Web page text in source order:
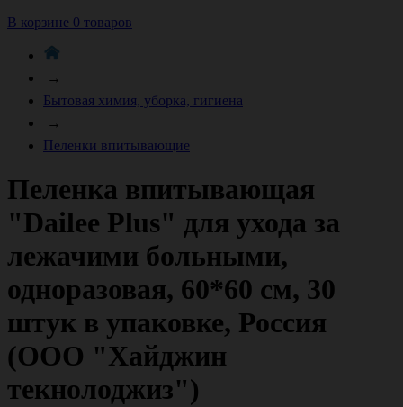
В корзине 0 товаров
→
Бытовая химия, уборка, гигиена
→
Пеленки впитывающие
Пеленка впитывающая
"Dailee Plus" для ухода за
лежачими больными,
одноразовая, 60*60 см, 30
штук в упаковке, Россия
(ООО "Хайджин
текнолоджиз")